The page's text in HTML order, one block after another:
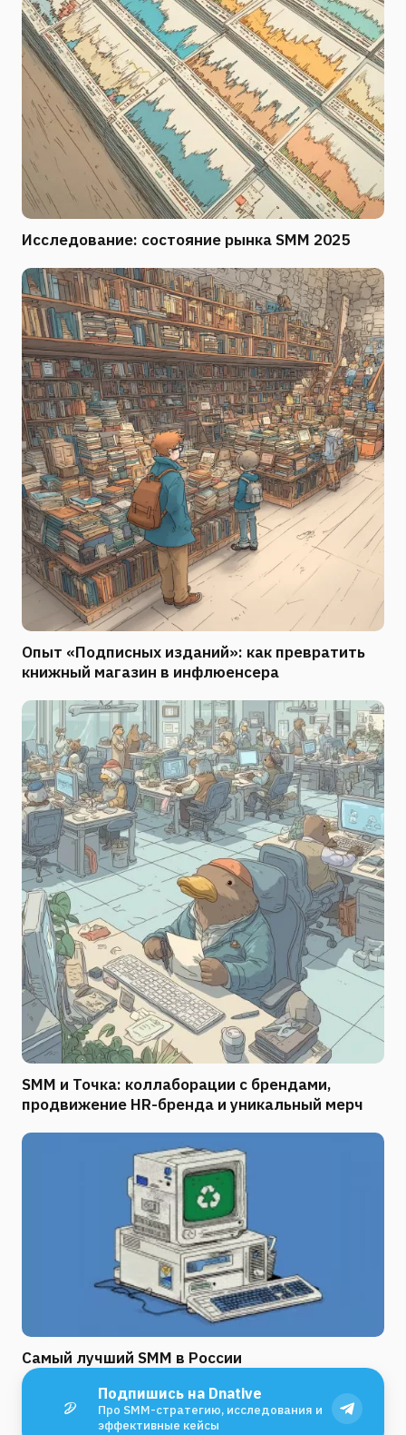
Исследование: состояние рынка SMM 2025
Опыт «Подписных изданий»: как превратить
книжный магазин в инфлюенсера
SMM и Точка: коллаборации с брендами,
продвижение HR-бренда и уникальный мерч
Самый лучший SMM в России
Подпишись на Dnative
Про SMM-стратегию, исследования и
эффективные кейсы